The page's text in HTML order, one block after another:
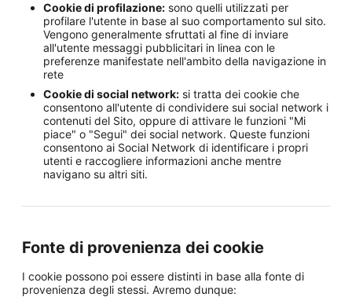
Cookie di profilazione: sono quelli utilizzati per
profilare l'utente in base al suo comportamento sul sito.
Vengono generalmente sfruttati al fine di inviare
all'utente messaggi pubblicitari in linea con le
preferenze manifestate nell'ambito della navigazione in
rete
Cookie di social network: si tratta dei cookie che
consentono all'utente di condividere sui social network i
contenuti del Sito, oppure di attivare le funzioni "Mi
piace" o "Segui" dei social network. Queste funzioni
consentono ai Social Network di identificare i propri
utenti e raccogliere informazioni anche mentre
navigano su altri siti.
Fonte di provenienza dei cookie
I cookie possono poi essere distinti in base alla fonte di
provenienza degli stessi. Avremo dunque: